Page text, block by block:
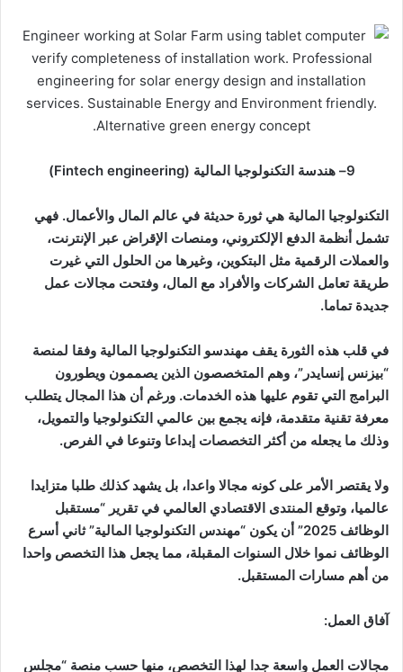
9
–هندسة التكنولوجيا المالية (Fintech engineering)
التكنولوجيا المالية هي ثورة حديثة في عالم المال والأعمال. فهي
تشمل أنظمة الدفع الإلكتروني، ومنصات الإقراض عبر الإنترنت،
والعملات الرقمية مثل البتكوين، وغيرها من الحلول التي غيرت
طريقة تعامل الشركات والأفراد مع المال، وفتحت مجالات عمل
جديدة تماما.
في قلب هذه الثورة يقف مهندسو التكنولوجيا المالية وفقا لمنصة
“بيزنس إنسايدر”، وهم المتخصصون الذين يصممون ويطورون
البرامج التي تقوم عليها هذه الخدمات. ورغم أن هذا المجال يتطلب
معرفة تقنية متقدمة، فإنه يجمع بين عالمي التكنولوجيا والتمويل،
وذلك ما يجعله من أكثر التخصصات إبداعا وتنوعا في الفرص.
ولا يقتصر الأمر على كونه مجالا واعدا، بل يشهد كذلك طلبا متزايدا
عالميا، وتوقع المنتدى الاقتصادي العالمي في تقرير “مستقبل
الوظائف 2025” أن يكون “مهندس التكنولوجيا المالية” ثاني أسرع
الوظائف نموا خلال السنوات المقبلة، مما يجعل هذا التخصص واحدا
من أهم مسارات المستقبل.
آفاق العمل:
مجالات العمل واسعة جدا لهذا التخصص، منها حسب منصة “مجلس